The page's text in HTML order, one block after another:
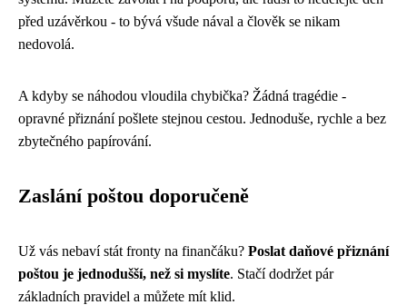
před uzávěrkou - to bývá všude nával a člověk se nikam
nedovolá.
A kdyby se náhodou vloudila chybička? Žádná tragédie -
opravné přiznání pošlete stejnou cestou. Jednoduše, rychle a bez
zbytečného papírování.
Zaslání poštou doporučeně
Už vás nebaví stát fronty na finančáku? Poslat daňové přiznání
poštou je jednodušší, než si myslíte. Stačí dodržet pár
základních pravidel a můžete mít klid.